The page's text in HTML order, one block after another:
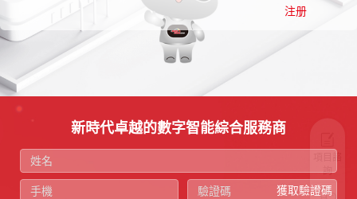
注册
詢
新時代卓越的數字智能綜合服務商
獲取驗證碼